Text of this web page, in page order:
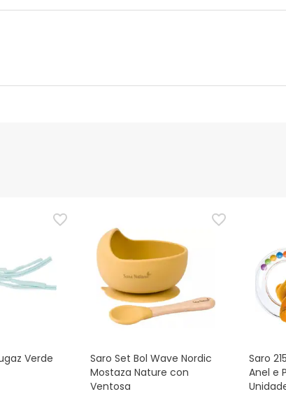
para este produto, mas estamos a trabalhar nisso.
disso, se desejares, também podes devolver o
Verde
Saro Set Bol Wave Nordic
Mostaza Nature con
Ventosa
Saro
Anel e